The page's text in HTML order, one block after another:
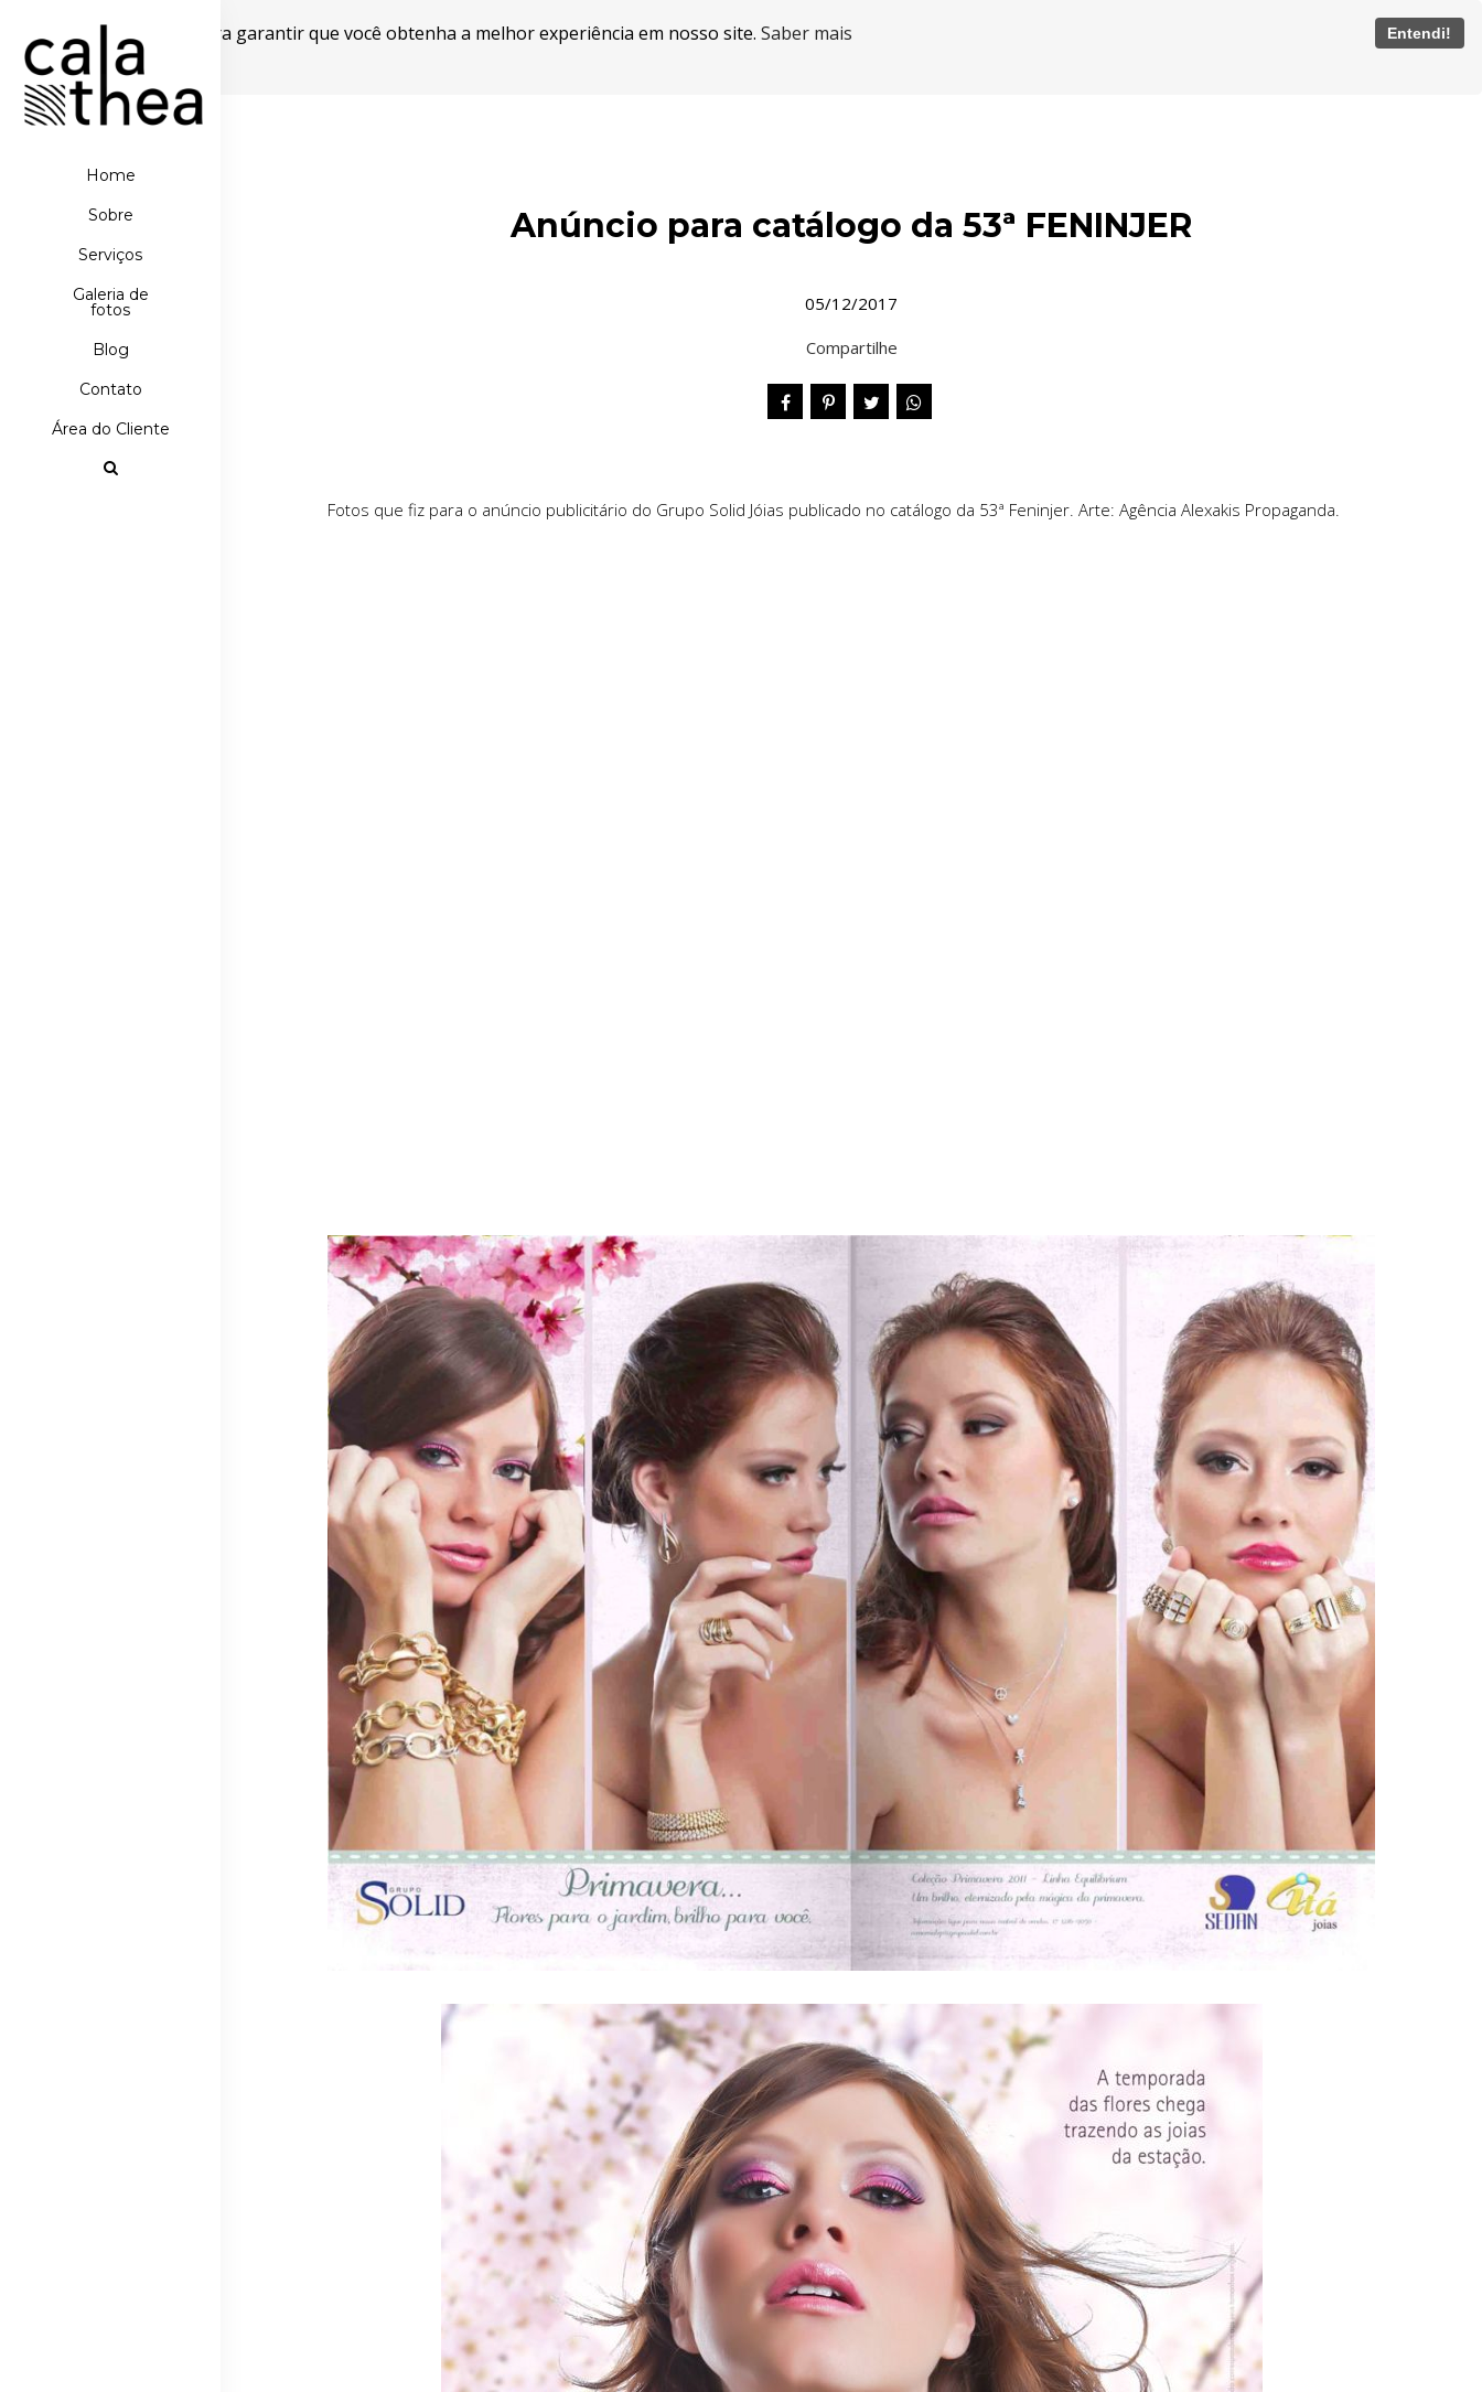
Este site usa cookies para garantir que você obtenha a melhor experiência em nosso site. Saber mais Entendi!
Powered by WebsitePolicies
Home
Sobre
Serviços
Galeria de
fotos
Blog
Contato
Área do Cliente
Anúncio para catálogo da 53ª FENINJER
05/12/2017
Compartilhe
Fotos que fiz para o anúncio publicitário do Grupo Solid Jóias publicado no catálogo da 53ª Feninjer. Arte: Agência Alexakis Propaganda.